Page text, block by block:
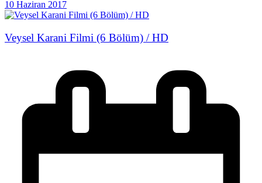
10 Haziran 2017
Veysel Karani Filmi (6 Bölüm) / HD